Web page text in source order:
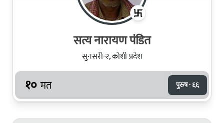
सत्य नारायण पंडित
सुनसरी-२, कोशी प्रदेश
१० मत पुरुष · ६६